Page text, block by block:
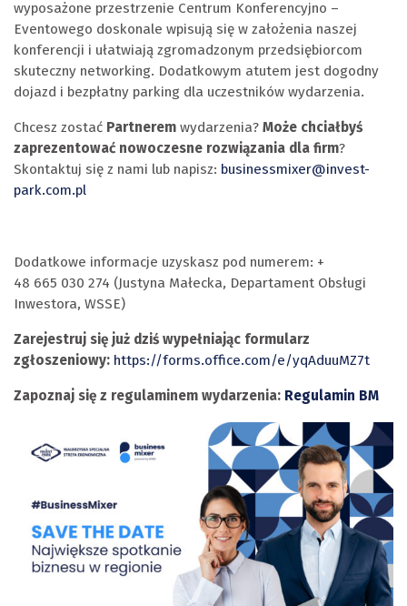
wyposażone przestrzenie Centrum Konferencyjno –
Eventowego doskonale wpisują się w założenia naszej
konferencji i ułatwiają zgromadzonym przedsiębiorcom
skuteczny networking. Dodatkowym atutem jest dogodny
dojazd i bezpłatny parking dla uczestników wydarzenia.
Chcesz zostać Partnerem wydarzenia? Może chciałbyś
zaprezentować nowoczesne rozwiązania dla firm?
Skontaktuj się z nami lub napisz: businessmixer@invest-
park.com.pl
Dodatkowe informacje uzyskasz pod numerem: +
48 665 030 274 (Justyna Małecka, Departament Obsługi
Inwestora, WSSE)
Zarejestruj się już dziś wypełniając formularz
zgłoszeniowy: https://forms.office.com/e/yqAduuMZ7t
Zapoznaj się z regulaminem wydarzenia: Regulamin BM